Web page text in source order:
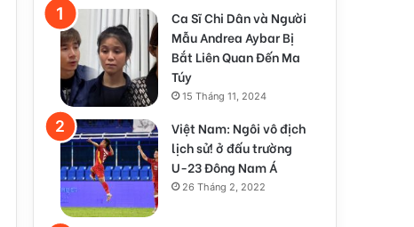
Ca Sĩ Chi Dân và Người
Mẫu Andrea Aybar Bị
Bắt Liên Quan Đến Ma
Túy
15 Tháng 11, 2024
Việt Nam: Ngôi vô địch
lịch sử! ở đấu trường
U-23 Đông Nam Á
26 Tháng 2, 2022